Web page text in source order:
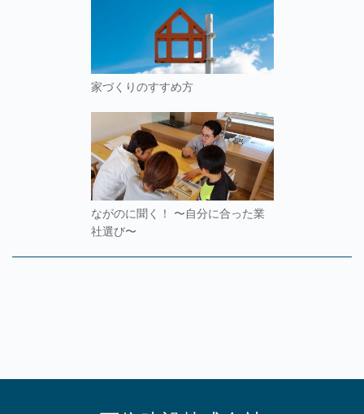
家づくりのすすめ方
ながのに聞く！ 〜自分に合った業
社選び〜